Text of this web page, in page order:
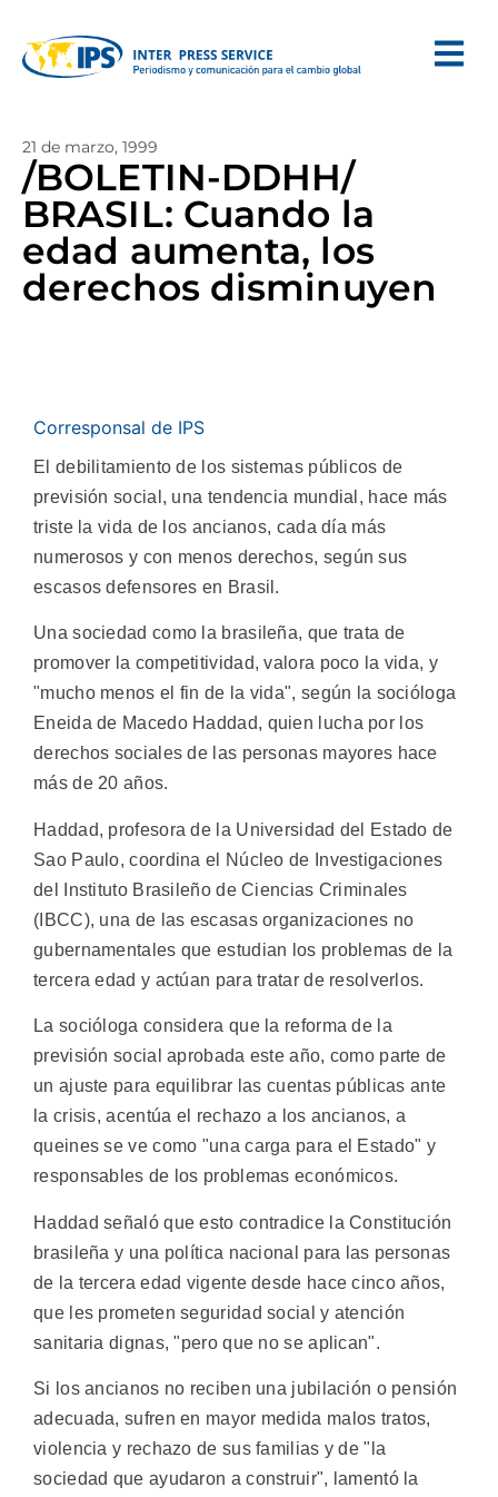
21 de marzo, 1999
/BOLETIN-DDHH/
BRASIL: Cuando la
edad aumenta, los
derechos disminuyen
Corresponsal de IPS
El debilitamiento de los sistemas públicos de
previsión social, una tendencia mundial, hace más
triste la vida de los ancianos, cada día más
numerosos y con menos derechos, según sus
escasos defensores en Brasil.
Una sociedad como la brasileña, que trata de
promover la competitividad, valora poco la vida, y
"mucho menos el fin de la vida", según la socióloga
Eneida de Macedo Haddad, quien lucha por los
derechos sociales de las personas mayores hace
más de 20 años.
Haddad, profesora de la Universidad del Estado de
Sao Paulo, coordina el Núcleo de Investigaciones
del Instituto Brasileño de Ciencias Criminales
(IBCC), una de las escasas organizaciones no
gubernamentales que estudian los problemas de la
tercera edad y actúan para tratar de resolverlos.
La socióloga considera que la reforma de la
previsión social aprobada este año, como parte de
un ajuste para equilibrar las cuentas públicas ante
la crisis, acentúa el rechazo a los ancianos, a
queines se ve como "una carga para el Estado" y
responsables de los problemas económicos.
Haddad señaló que esto contradice la Constitución
brasileña y una política nacional para las personas
de la tercera edad vigente desde hace cinco años,
que les prometen seguridad social y atención
sanitaria dignas, "pero que no se aplican".
Si los ancianos no reciben una jubilación o pensión
adecuada, sufren en mayor medida malos tratos,
violencia y rechazo de sus familias y de "la
sociedad que ayudaron a construir", lamentó la